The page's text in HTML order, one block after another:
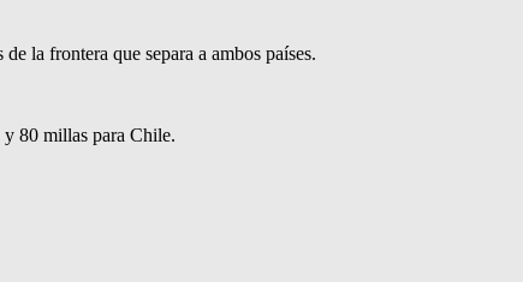
la frontera que separa a ambos países.
80 millas para Chile.